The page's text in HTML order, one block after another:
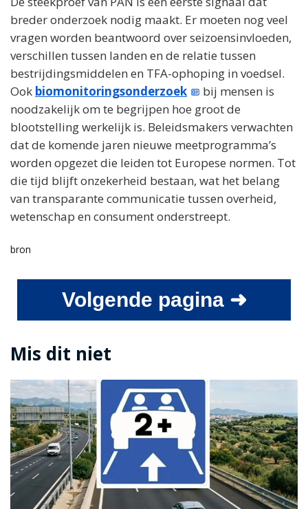
breder onderzoek nodig maakt. Er moeten nog veel
vragen worden beantwoord over seizoensinvloeden,
verschillen tussen landen en de relatie tussen
bestrijdingsmiddelen en TFA-ophoping in voedsel.
Ook biomonitoringsonderzoek
bij mensen is
noodzakelijk om te begrijpen hoe groot de
blootstelling werkelijk is. Beleidsmakers verwachten
dat de komende jaren nieuwe meetprogramma’s
worden opgezet die leiden tot Europese normen. Tot
die tijd blijft onzekerheid bestaan, wat het belang
van transparante communicatie tussen overheid,
wetenschap en consument onderstreept.
bron
Volgende pagina ➜
Mis dit niet